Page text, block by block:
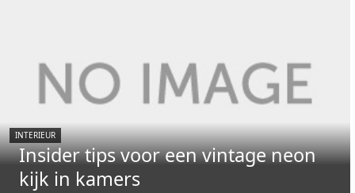
INTERIEUR
Insider tips voor een vintage neon
kijk in kamers